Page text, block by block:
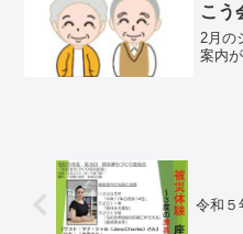
こう
2月の
案内
令和